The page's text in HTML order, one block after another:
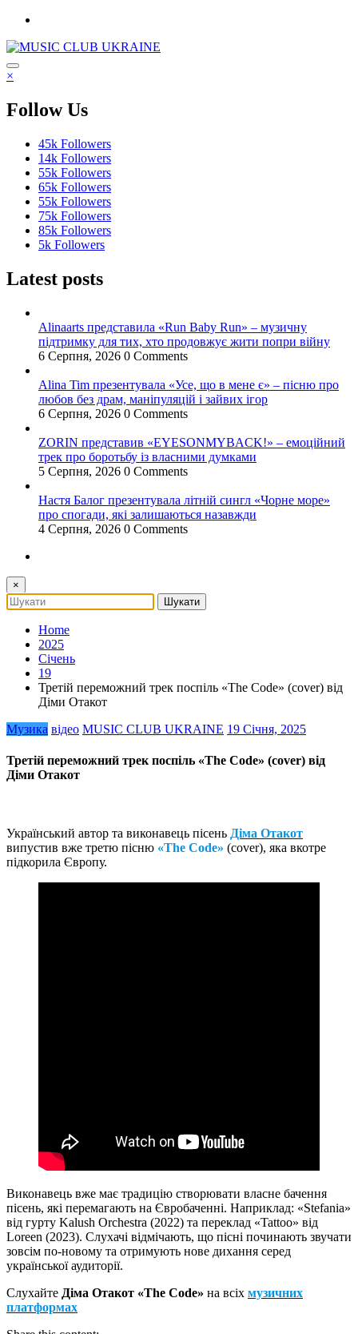
Перейти
контенту
×
Follow Us
45k Followers
14k Followers
55k Followers
65k Followers
55k Followers
75k Followers
85k Followers
5k Followers
Latest posts
Alinaarts представила «Run Baby Run» – музичну
підтримку для тих, хто продовжує жити попри війну
6 Серпня, 2026 0 Comments
Alina Tim презентувала «Усе, що в мене є» – пісню про
любов без драм, маніпуляцій і зайвих ігор
6 Серпня, 2026 0 Comments
ZORIN представив «EYESONMYBACK!» – емоційний
трек про боротьбу із власними думками
5 Серпня, 2026 0 Comments
Настя Балог презентувала літній сингл «Чорне море»
про спогади, які залишаються назавжди
4 Серпня, 2026 0 Comments
×
Home
2025
Січень
19
Третій переможний трек поспіль «The Code» (cover) від
Діми Отакот
Музика відео MUSIC CLUB UKRAINE 19 Січня, 2025
Третій переможний трек поспіль «The Code» (cover) від
Діми Отакот
Український автор та виконавець пісень Діма Отакот
випустив вже третю пісню «The Code» (cover), яка вкотре
підкорила Європу.
Виконавець вже має традицію створювати власне бачення
пісень, які перемагають на Євробаченні. Наприклад: «Stefania»
від гурту Kalush Orchestra (2022) та переклад «Tattoo» від
Loreen (2023). Слухачі відмічають, що пісні починають звучати
зовсім по-новому та отримують нове дихання серед
української аудиторії.
Слухайте Діма Отакот «The Code» на всіх музичних
платформах